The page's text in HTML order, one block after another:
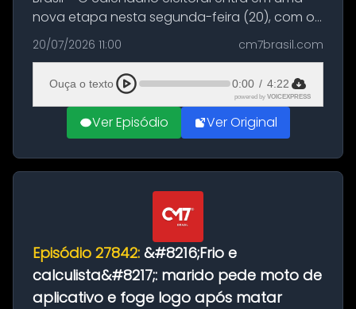
nova etapa nesta segunda-feira (20), com o
início do período destinado às convenções
partidárias. Até 5 de agosto, partidos e
federações poderão oficializa...
20/07/2026 11:00 cm7brasil.com
Ouça o texto 0:00 / 4:22
powered by VOICEXPRESS
Ver Episódio Ver Original
Episódio 27842: &#8216;Frio e
calculista&#8217;: marido pede moto de
aplicativo e foge logo após matar